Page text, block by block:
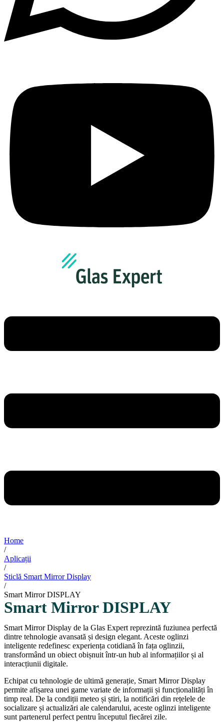
Home
/
Aplicații
/
Sticlă Smart Mirror Display
/
Smart Mirror DISPLAY
Smart Mirror DISPLAY
Smart Mirror Display de la Glas Expert reprezintă fuziunea perfectă
dintre tehnologie avansată și design elegant. Aceste oglinzi
inteligente redefinesc experiența cotidiană în fața oglinzii,
transformând un obiect obișnuit într-un hub al informațiilor și al
interacțiunii digitale.
Echipat cu tehnologie de ultimă generație, Smart Mirror Display
permite afișarea unei game variate de informații și funcționalități în
timp real. De la condiții meteo și știri, la notificări din rețelele de
socializare și actualizări ale calendarului, aceste oglinzi inteligente
sunt partenerul perfect pentru începutul fiecărei zile.